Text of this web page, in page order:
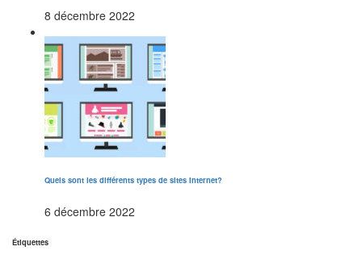
8 décembre 2022
Quels sont les différents types de sites Internet?
6 décembre 2022
Étiquettes